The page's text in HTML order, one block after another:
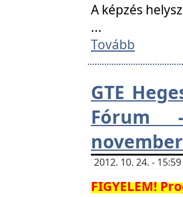
A képzés
...
Tovább
GTE
Fórum
2012. 10. 24. -
FIGYELEM!